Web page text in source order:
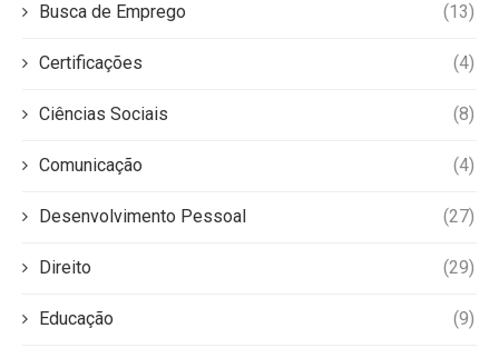
Busca de Emprego (13)
Certificações (4)
Ciências Sociais (8)
Comunicação (4)
Desenvolvimento Pessoal (27)
Direito (29)
Educação (9)